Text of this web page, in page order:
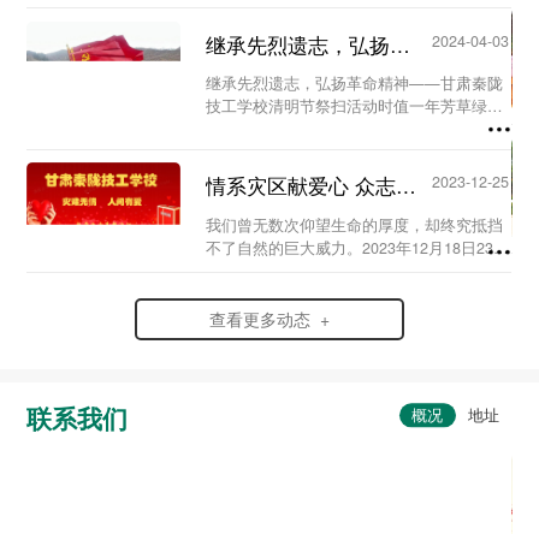
人人享有技能的校园氛围。5月23日至29
日，我校...
继承先烈遗志，弘扬革命精神-甘肃秦陇技工学校清明节祭扫活动...
2024-04-03
继承先烈遗志，弘扬革命精神——甘肃秦陇
技工学校清明节祭扫活动时值一年芳草绿，
又是一年清明时。为缅怀革命先烈、铭记历
烈精神，在党支部及校团委的组织领导下，
我校于20...
情系灾区献爱心 众志成城渡难关...
2023-12-25
我们曾无数次仰望生命的厚度，却终究抵挡
不了自然的巨大威力。2023年12月18日23时
州积石山县，灾情范围波及到了甘肃、青海
两省。...
查看更多动态 +
联系我们